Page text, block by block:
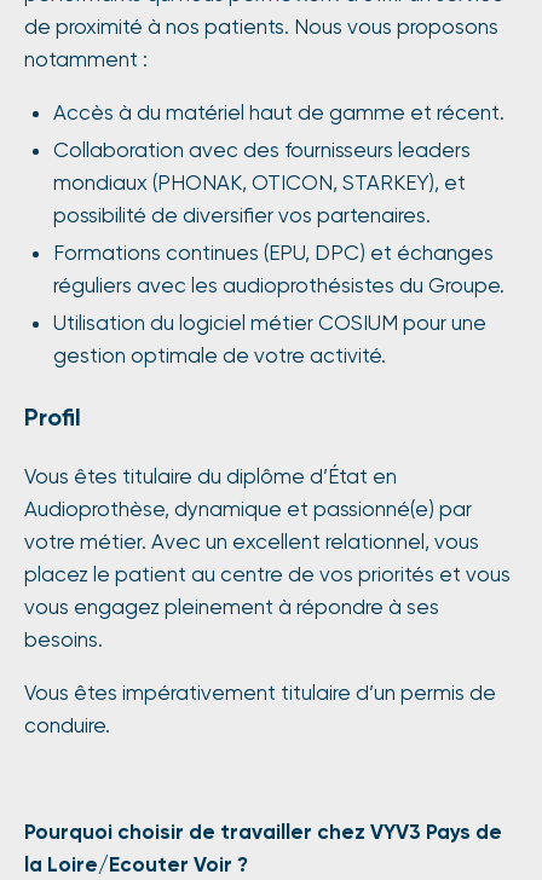
de proximité à nos patients. Nous vous proposons
notamment :
Accès à du matériel haut de gamme et récent.
Collaboration avec des fournisseurs leaders
mondiaux (PHONAK, OTICON, STARKEY), et
possibilité de diversifier vos partenaires.
Formations continues (EPU, DPC) et échanges
réguliers avec les audioprothésistes du Groupe.
Utilisation du logiciel métier COSIUM pour une
gestion optimale de votre activité.
Profil
Vous êtes titulaire du diplôme d’État en
Audioprothèse, dynamique et passionné(e) par
votre métier. Avec un excellent relationnel, vous
placez le patient au centre de vos priorités et vous
vous engagez pleinement à répondre à ses
besoins.
Vous êtes impérativement titulaire d’un permis de
conduire.
Pourquoi choisir de travailler chez VYV3 Pays de
la Loire/Ecouter Voir ?